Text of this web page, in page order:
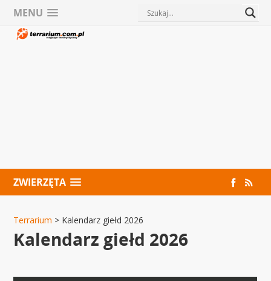
MENU
ZWIERZĘTA
Terrarium > Kalendarz giełd 2026
Kalendarz giełd 2026